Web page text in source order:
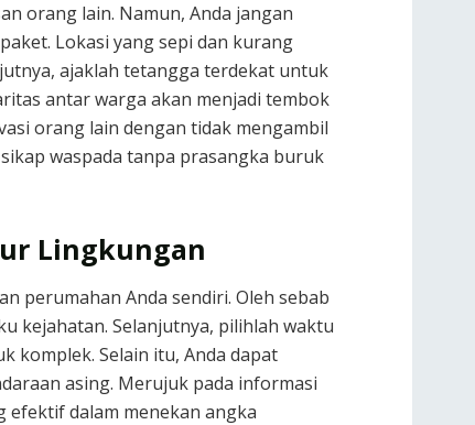
orang lain. Namun, Anda jangan
Lokasi yang sepi dan kurang
ajaklah tetangga terdekat untuk
antar warga akan menjadi tembok
orang lain dengan tidak mengambil
waspada tanpa prasangka buruk
Lingkungan
perumahan Anda sendiri. Oleh sebab
kejahatan. Selanjutnya, pilihlah waktu
komplek. Selain itu, Anda dapat
asing. Merujuk pada informasi
efektif dalam menekan angka